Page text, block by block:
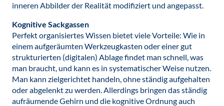
inneren Abbilder der Realität modifiziert und angepasst.
Kognitive Sackgassen
Perfekt organisiertes Wissen bietet viele Vorteile: Wie in
einem aufgeräumten Werkzeugkasten oder einer gut
strukturierten (digitalen) Ablage findet man schnell, was
man braucht, und kann es in systematischer Weise nutzen.
Man kann zielgerichtet handeln, ohne ständig aufgehalten
oder abgelenkt zu werden. Allerdings bringen das ständig
aufräumende Gehirn und die kognitive Ordnung auch